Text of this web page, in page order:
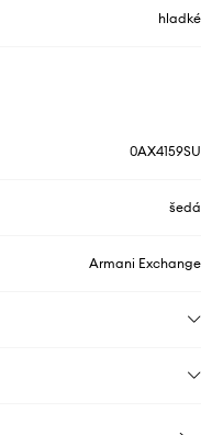
hladké
0AX4159SU
šedá
Armani Exchange